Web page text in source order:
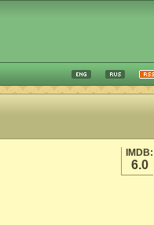
IMDB:
6.0